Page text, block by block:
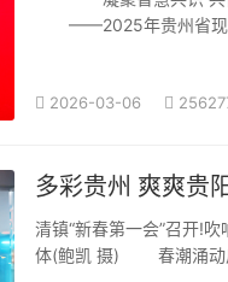
——2025年贵州省现代
冬日的贵阳，寒意渐浓
2026-03-06
多彩贵州 爽爽贵
清镇“新春第一会”召开!
体(鲍凯 摄) 春潮涌动启